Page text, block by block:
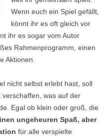
Wenn euch ein Spiel gefällt,
könnt ihr es oft gleich vor
ihr es sogar vom Autor
Rahmenprogramm, einen
Aktionen.
nicht selbst erlebt hast, soll
was auf der
Egal ob klein oder groß, die
ungeheuren Spaß, aber
für alle verspielte